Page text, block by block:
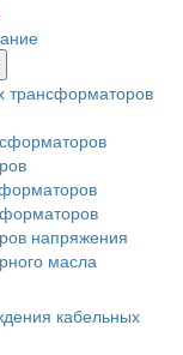
трансформаторов
напряжения
масла
кабельных